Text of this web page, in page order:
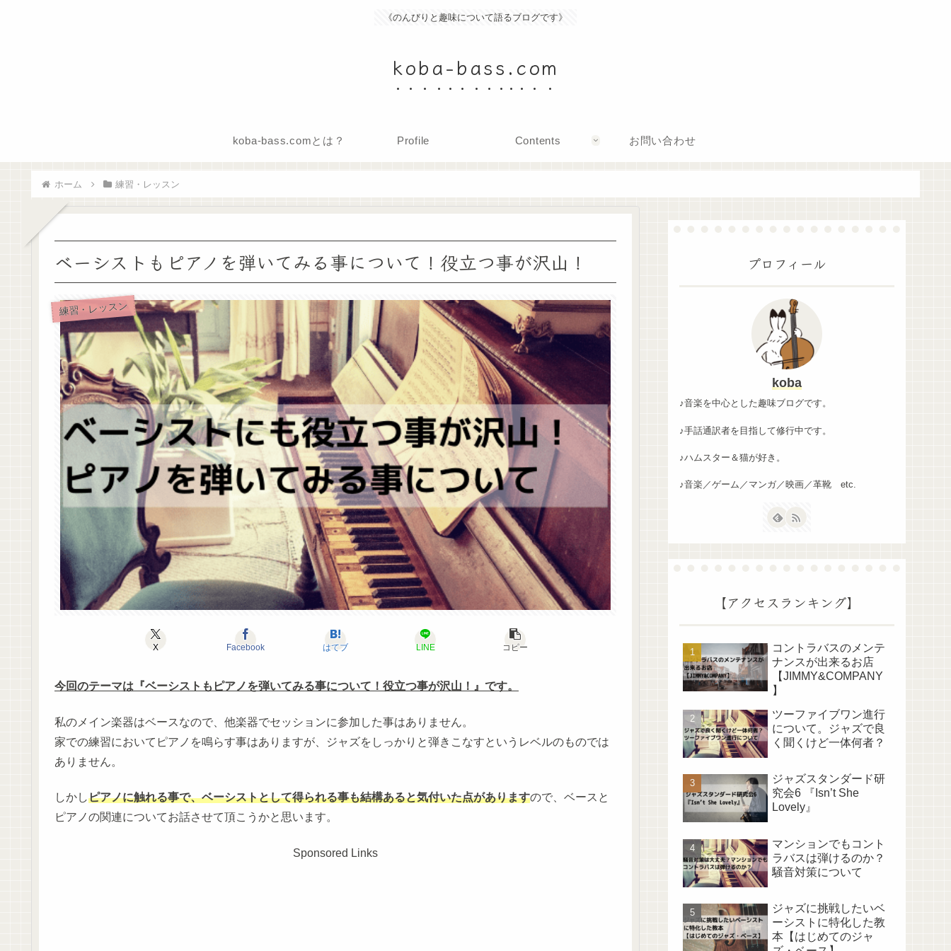
《のんびりと趣味について語るブログです》
koba-bass.com
koba-bass.comとは？ Profile Contents お問い合わせ
ホーム 練習・レッスン
ベーシストもピアノを弾いてみる事について！役立つ事が沢山！
練習・レッスン
X Facebook はてブ LINE コピー
今回のテーマは『ベーシストもピアノを弾いてみる事について！役立つ事が沢山！』です。
私のメイン楽器はベースなので、他楽器でセッションに参加した事はありません。
家での練習においてピアノを鳴らす事はありますが、ジャズをしっかりと弾きこなすというレベルのものでは
ありません。
しかしピアノに触れる事で、ベーシストとして得られる事も結構あると気付いた点がありますので、ベースと
ピアノの関連についてお話させて頂こうかと思います。
Sponsored Links
プロフィール
koba
♪音楽を中心とした趣味ブログです。
♪手話通訳者を目指して修行中です。
♪ハムスター＆猫が好き。
♪音楽／ゲーム／マンガ／映画／革靴 etc.
【アクセスランキング】
コントラバスのメンテ
ナンスが出来るお店
【JIMMY&COMPANY
】
ツーファイブワン進行
について。ジャズで良
く聞くけど一体何者？
ジャズスタンダード研
究会6 『Isn’t She
Lovely』
マンションでもコント
ラバスは弾けるのか？
騒音対策について
ジャズに挑戦したいベ
ーシストに特化した教
本【はじめてのジャ